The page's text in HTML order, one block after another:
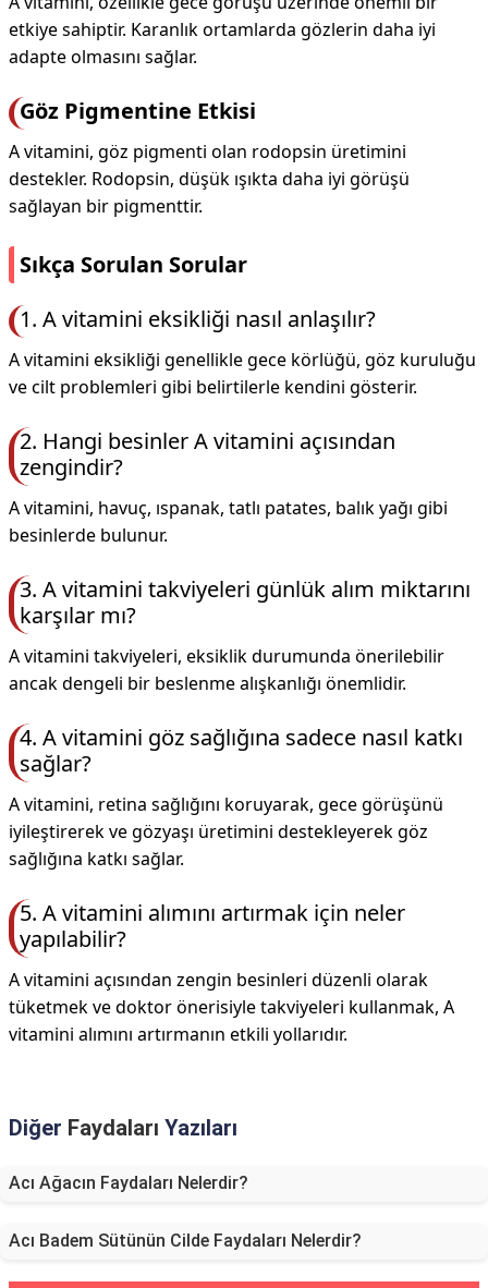
etkiye sahiptir. Karanlık ortamlarda gözlerin daha iyi
adapte olmasını sağlar.
Göz Pigmentine Etkisi
A vitamini, göz pigmenti olan rodopsin üretimini
destekler. Rodopsin, düşük ışıkta daha iyi görüşü
sağlayan bir pigmenttir.
Sıkça Sorulan Sorular
1. A vitamini eksikliği nasıl anlaşılır?
A vitamini eksikliği genellikle gece körlüğü, göz kuruluğu
ve cilt problemleri gibi belirtilerle kendini gösterir.
2. Hangi besinler A vitamini açısından
zengindir?
A vitamini, havuç, ıspanak, tatlı patates, balık yağı gibi
besinlerde bulunur.
3. A vitamini takviyeleri günlük alım miktarını
karşılar mı?
A vitamini takviyeleri, eksiklik durumunda önerilebilir
ancak dengeli bir beslenme alışkanlığı önemlidir.
4. A vitamini göz sağlığına sadece nasıl katkı
sağlar?
A vitamini, retina sağlığını koruyarak, gece görüşünü
iyileştirerek ve gözyaşı üretimini destekleyerek göz
sağlığına katkı sağlar.
5. A vitamini alımını artırmak için neler
yapılabilir?
A vitamini açısından zengin besinleri düzenli olarak
tüketmek ve doktor önerisiyle takviyeleri kullanmak, A
vitamini alımını artırmanın etkili yollarıdır.
Diğer Faydaları Yazıları
Acı Ağacın Faydaları Nelerdir?
Acı Badem Sütünün Cilde Faydaları Nelerdir?